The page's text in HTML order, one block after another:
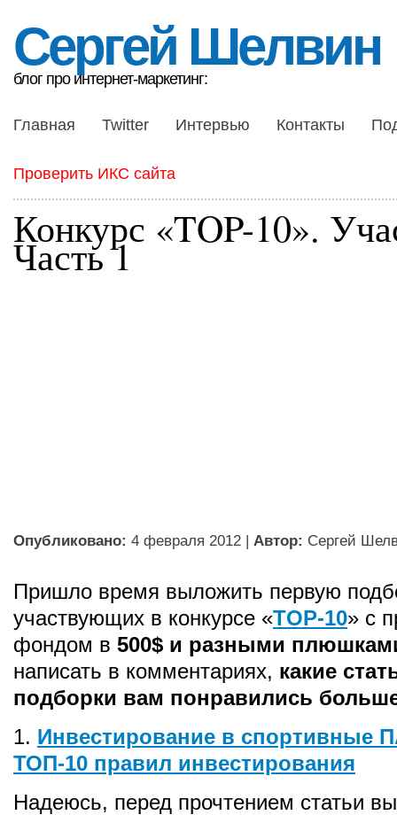
Сергей Шелвин
блог про интернет-маркетинг:
Главная Twitter Интервью Контакты
Проверить ИКС сайта
Конкурс «TOP-10».
Часть 1
Опубликовано: 4 февраля 2012 | Автор: Сергей
Пришло время выложить первую
участвующих в конкурсе «TOP-10» с
фондом в 500$ и разными
написать в комментариях, какие
подборки вам понравились
1. Инвестирование в спортивные
ТОП-10 правил инвестирования
Надеюсь, перед прочтением статьи вы